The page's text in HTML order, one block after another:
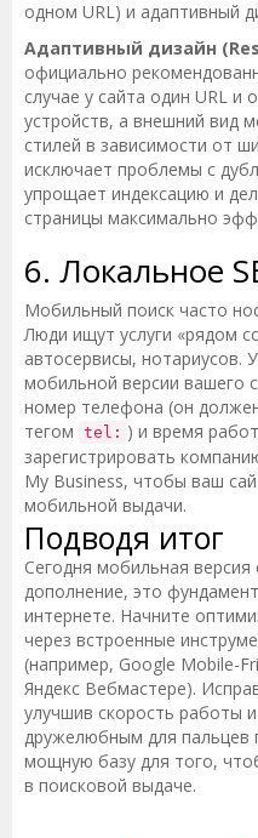
одном URL) и адаптивный
Адаптивный дизайн
официально
случае у сайта один URL и
устройств, а внешний вид
стилей в зависимости от
исключает проблемы с
упрощает индексацию и
страницы максимально
6. Локальное
Мобильный поиск часто
Люди ищут услуги «рядом
автосервисы, нотариусов.
мобильной версии вашего
номер телефона (он
тегом tel: ) и время
зарегистрировать
My Business, чтобы ваш
мобильной выдачи.
Подводя итог
Сегодня мобильная
дополнение, это
интернете. Начните
через встроенные
(например, Google Mobile-
Яндекс Вебмастере).
улучшив скорость работы
дружелюбным для пальцев
мощную базу для того,
в поисковой выдаче.